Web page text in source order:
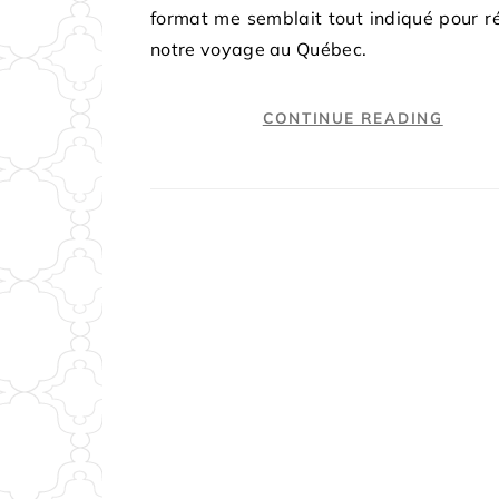
format me semblait tout indiqué pour
notre voyage au Québec.
CONTINUE READING